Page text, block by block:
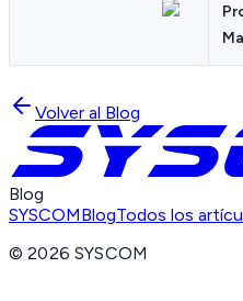
Volver al Blog
Blog
SYSCOMBlogTodos los
©2026 SYSCOM